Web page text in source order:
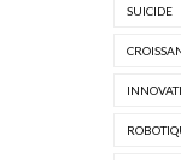
SUICIDE